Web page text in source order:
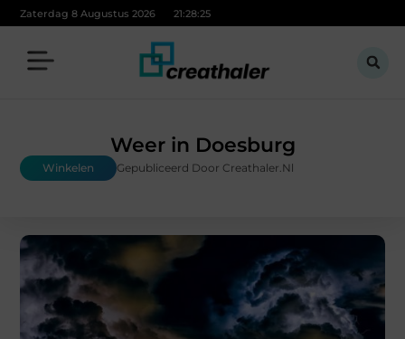
Zaterdag 8 Augustus 2026 21:28:26
Weer in Doesburg
Winkelen Gepubliceerd Door Creathaler.nl